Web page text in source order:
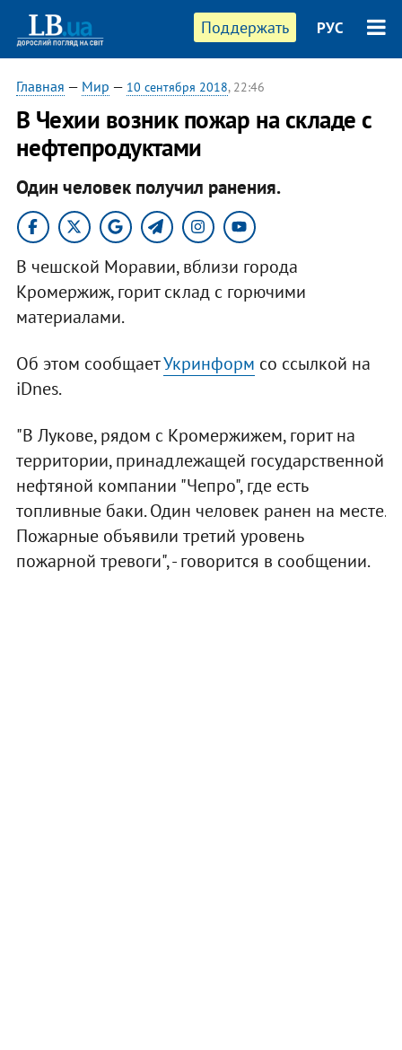
Поддержать РУС
Главная — Мир — 10 сентября 2018, 22:46
В Чехии возник пожар на складе с
нефтепродуктами
Один человек получил ранения.
В чешской Моравии, вблизи города
Кромержиж, горит склад с горючими
материалами.
Об этом сообщаетУкринформ со ссылкой на
iDnes.
"В Лукове, рядом с Кромержижем, горит на
территории, принадлежащей государственной
нефтяной компании "Чепро", где есть
топливные баки. Один человек ранен на месте.
Пожарные объявили третий уровень
пожарной тревоги", - говорится в сообщении.